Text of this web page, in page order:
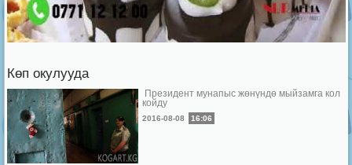
Көп окулууда
Президент мунапыс жөнүндө мыйзамга кол
койду
2016-08-08 16:06